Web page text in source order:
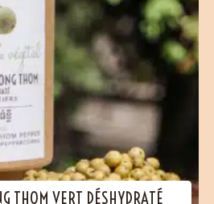
THOM VERT DÉSHYDRATÉ